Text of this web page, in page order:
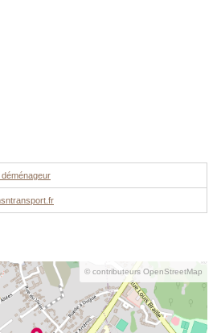
© contributeurs OpenStreetMap